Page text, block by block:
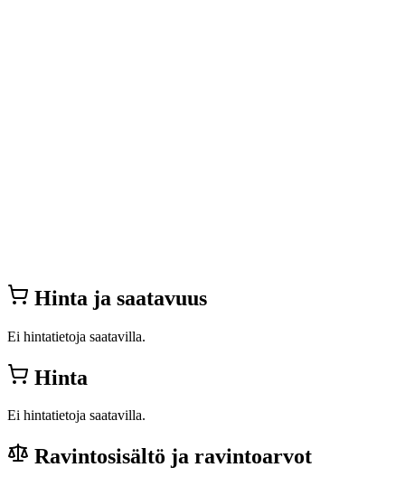
Hinta ja saatavuus
Ei hintatietoja saatavilla.
Hinta
Ei hintatietoja saatavilla.
Ravintosisältö ja ravintoarvot